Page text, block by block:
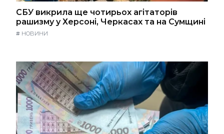
СБУ викрила ще чотирьох агітаторів
рашизму у Херсоні, Черкасах та на Сумщині
# НОВИНИ